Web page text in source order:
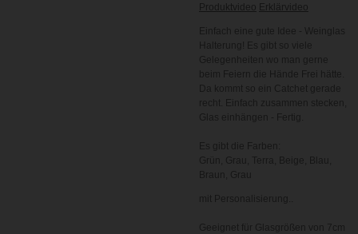
Produktvideo Erklärvideo
Einfach eine gute Idee - Weinglas
Halterung! Es gibt so viele
Gelegenheiten wo man gerne
beim Feiern die Hände Frei hätte.
Da kommt so ein Catchet gerade
recht. Einfach zusammen stecken,
Glas einhängen - Fertig.
Es gibt die Farben:
Terra, Beige, Blau,
Braun, Grau
mit Personalisierung..
Geeignet für Glasgrößen von 7cm